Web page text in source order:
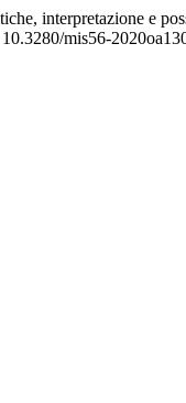
interpretazione e
mis56-